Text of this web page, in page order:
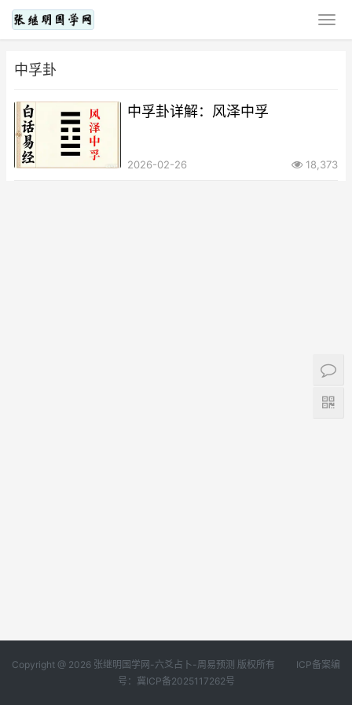
中孚卦
中孚卦详解：风泽中孚
2026-02-26 18,373
Copyright @ 2026 张继明国学网-六爻占卜-周易预测 版权所有 ICP备案编
号：冀ICP备2025117262号